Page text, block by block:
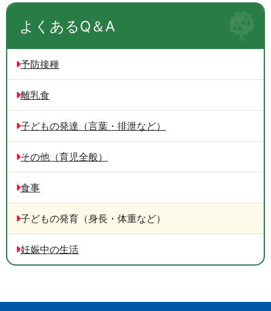
よくあるQ＆A
予防接種
離乳食
子どもの発達（言葉・排泄など）
その他（育児全般）
食事
子どもの発育（身長・体重など）
妊娠中の生活